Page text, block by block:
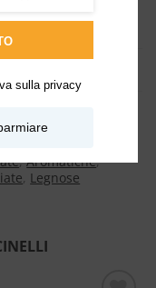
,Speziate calde
,Aromatiche,
, Legnose
sulla privacy